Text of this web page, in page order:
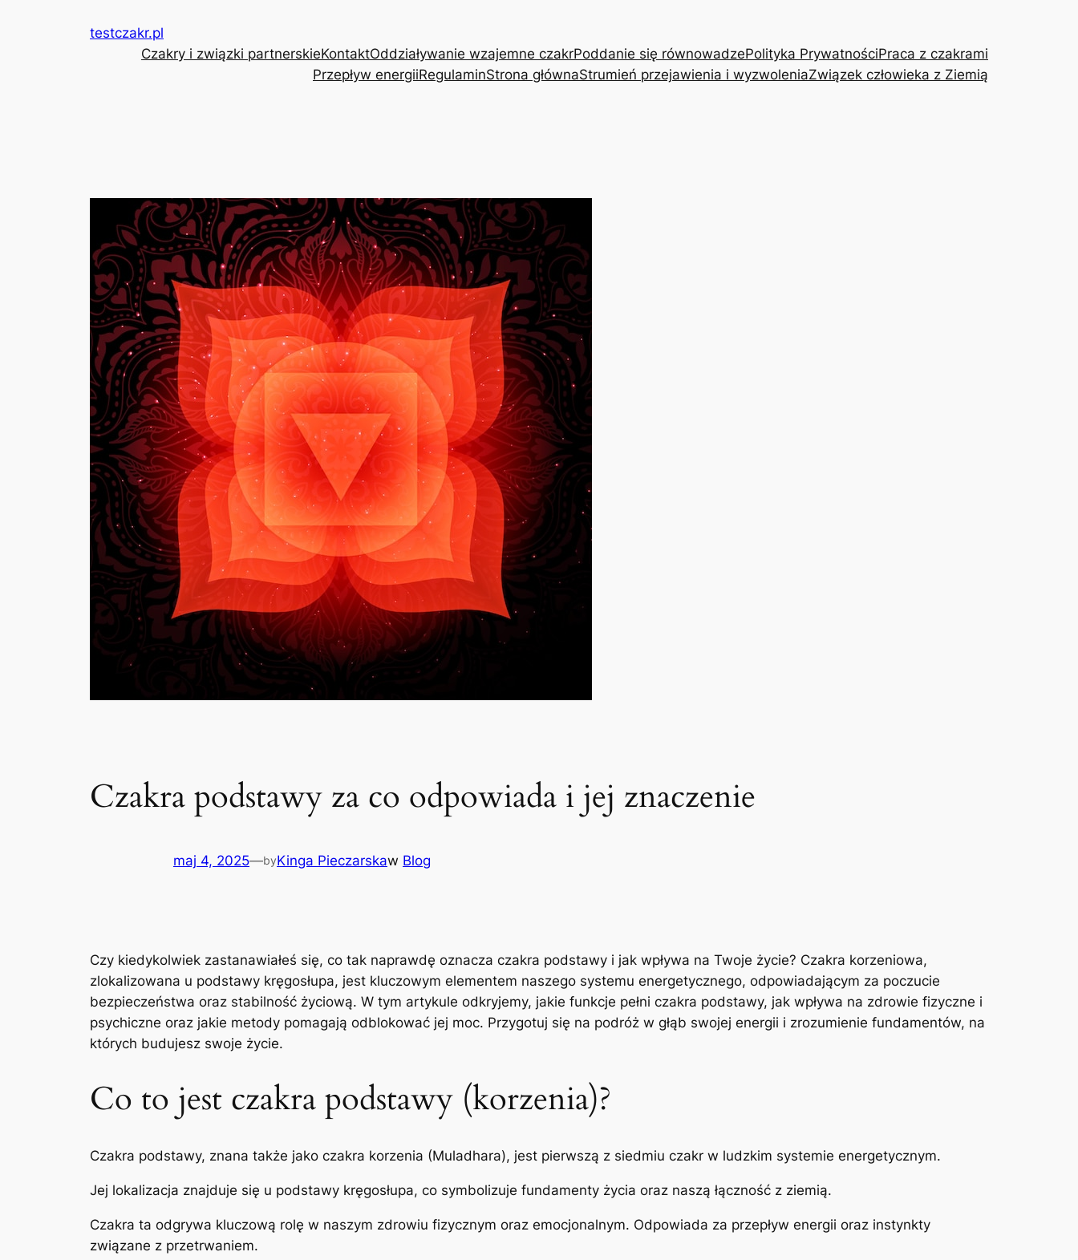
testczakr.pl
Czakry i związki partnerskieKontaktOddziaływanie wzajemne czakrPoddanie się równowadzePolityka PrywatnościPraca z czakrami
Przepływ energiiRegulaminStrona głównaStrumień przejawienia i wyzwoleniaZwiązek człowieka z Ziemią
Czakra podstawy za co odpowiada i jej znaczenie
maj 4, 2025—byKinga Pieczarskaw Blog
Czy kiedykolwiek zastanawiałeś się, co tak naprawdę oznacza czakra podstawy i jak wpływa na Twoje życie? Czakra korzeniowa,
zlokalizowana u podstawy kręgosłupa, jest kluczowym elementem naszego systemu energetycznego, odpowiadającym za poczucie
bezpieczeństwa oraz stabilność życiową. W tym artykule odkryjemy, jakie funkcje pełni czakra podstawy, jak wpływa na zdrowie fizyczne i
psychiczne oraz jakie metody pomagają odblokować jej moc. Przygotuj się na podróż w głąb swojej energii i zrozumienie fundamentów, na
których budujesz swoje życie.
Co to jest czakra podstawy (korzenia)?
Czakra podstawy, znana także jako czakra korzenia (Muladhara), jest pierwszą z siedmiu czakr w ludzkim systemie energetycznym.
Jej lokalizacja znajduje się u podstawy kręgosłupa, co symbolizuje fundamenty życia oraz naszą łączność z ziemią.
Czakra ta odgrywa kluczową rolę w naszym zdrowiu fizycznym oraz emocjonalnym. Odpowiada za przepływ energii oraz instynkty
związane z przetrwaniem.